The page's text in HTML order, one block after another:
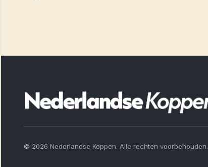
© 2026 Nederlandse Koppen. Alle rechten voorbehouden.